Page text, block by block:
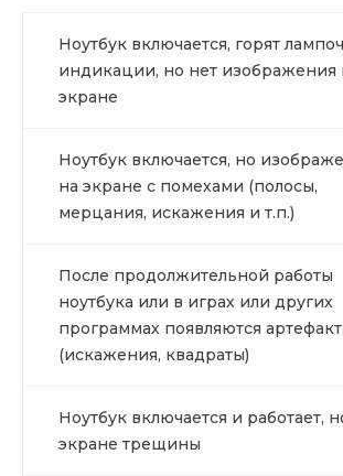
Ноутбук включается, горят
индикации, но нет изображения
экране
Ноутбук включается, но
на экране с помехами (полосы,
мерцания, искажения и т.п.)
После продолжительной работы
ноутбука или в играх или других
программах появляются
(искажения, квадраты)
Ноутбук включается и работает,
экране трещины